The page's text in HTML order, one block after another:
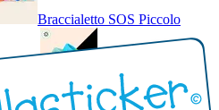
Braccialetto SOS Piccolo
Braccialetto SOS